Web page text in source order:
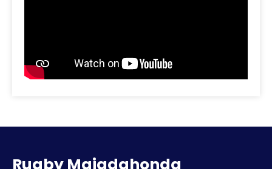
Rugby Majadahonda